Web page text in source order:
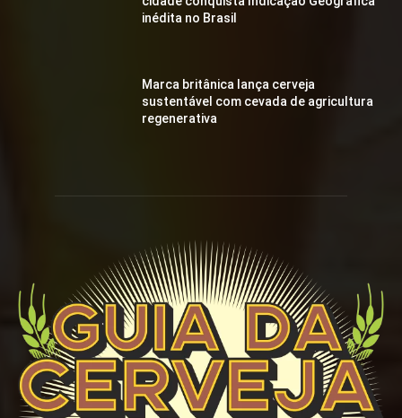
inédita no Brasil
Marca britânica lança cerveja
sustentável com cevada de agricultura
regenerativa